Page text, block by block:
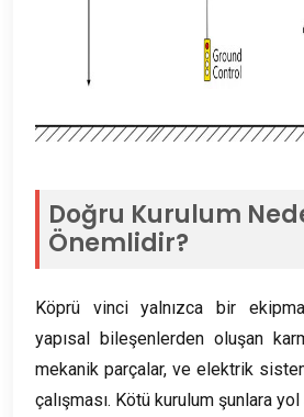
Doğru Kurulum
Önemlidir?
Köprü vinci yalnızca bir
yapısal bileşenlerden oluşan
mekanik parçalar, ve elektrik
çalışması. Kötü kurulum şunlara